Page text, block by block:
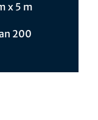
x 5 m
200